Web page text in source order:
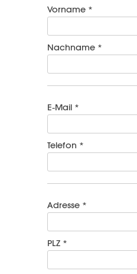
Vorname *
Nachname *
E-Mail *
Telefon *
Adresse *
PLZ *